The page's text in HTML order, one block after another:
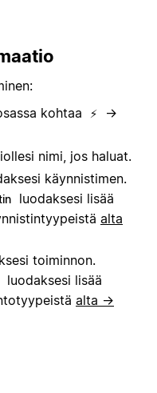
kohtaa
⚡ →
nimi, jos haluat.
käynnistimen.
luodaksesi lisää
alta
toiminnon.
luodaksesi lisää
alta →